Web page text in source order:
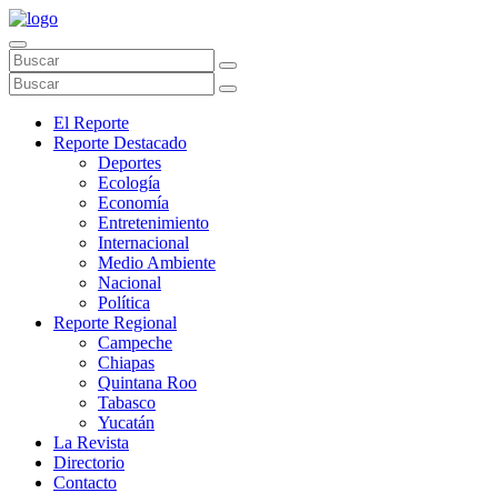
El Reporte
Reporte Destacado
Deportes
Ecología
Economía
Entretenimiento
Internacional
Medio Ambiente
Nacional
Política
Reporte Regional
Campeche
Chiapas
Quintana Roo
Tabasco
Yucatán
La Revista
Directorio
Contacto